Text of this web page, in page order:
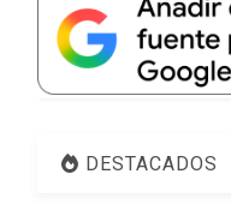
DESTACADOS